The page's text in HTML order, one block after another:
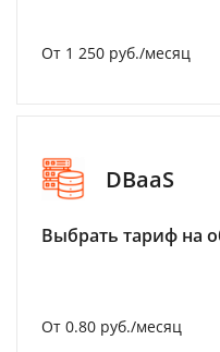
От 1 250 руб./месяц
DBaaS
Выбрать тариф на
От 0.80 руб./месяц